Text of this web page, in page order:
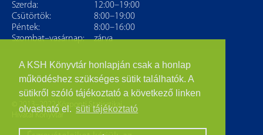
A KSH Könyvtár honlapján csak a honlap
működéshez szükséges sütik találhatók. A
sütikről szóló tájékoztató a következő linken
olvasható el. süti tájékoztató
Szerda:
12:00–19:00
Csütörtök:
8:00–19:00
Péntek:
8:00–16:00
Szombat–vasárnap:
zárva
© 2013–2022 Központi Statisztikai